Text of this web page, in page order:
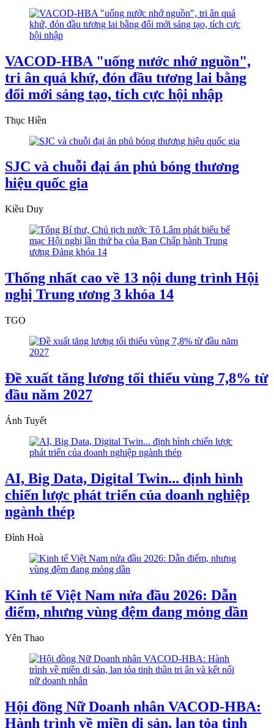
VACOD-HBA "uống nước nhớ nguồn",
tri ân quá khứ, đón đầu tương lai bằng
đổi mới sáng tạo, tích cực hội nhập
Thục Hiền
SJC và chuỗi đại án phủ bóng thương
hiệu quốc gia
Kiều Duy
Thống nhất cao về 13 nội dung trình Hội
nghị Trung ương 3 khóa 14
TGO
Đề xuất tăng lương tối thiểu vùng 7,8% từ
đầu năm 2027
Ánh Tuyết
AI, Big Data, Digital Twin... định hình
chiến lược phát triển của doanh nghiệp
ngành thép
Đình Hoà
Kinh tế Việt Nam nửa đầu 2026: Dẫn
điểm, nhưng vùng đệm đang mỏng dần
Yên Thao
Hội đồng Nữ Doanh nhân VACOD-HBA:
Hành trình về miền di sản, lan tỏa tinh